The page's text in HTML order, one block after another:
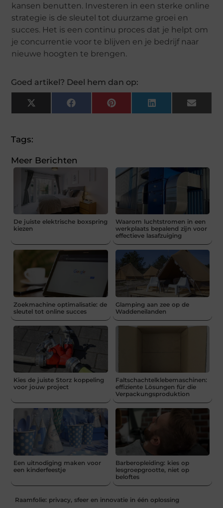
kansen benutten. Investeren in een sterke online
strategie is de sleutel tot duurzame groei en
succes. Het is een continu proces dat je helpt om
je concurrentie voor te blijven en je bedrijf naar
nieuwe hoogten te brengen.
Goed artikel? Deel hem dan op:
X
(Twitter)
FacebookPinterestLinkedInEmail
Tags:
Meer Berichten
De juiste elektrische boxspring
kiezen
Waarom luchtstromen in een
werkplaats bepalend zijn voor
effectieve lasafzuiging
Zoekmachine optimalisatie: de
sleutel tot online succes
Glamping aan zee op de
Waddeneilanden
Kies de juiste Storz koppeling
voor jouw project
Faltschachtelklebemaschinen:
effiziente Lösungen für die
Verpackungsproduktion
Een uitnodiging maken voor
een kinderfeestje
Barberopleiding: kies op
lesgroepgrootte, niet op
beloftes
Raamfolie: privacy, sfeer en innovatie in één oplossing